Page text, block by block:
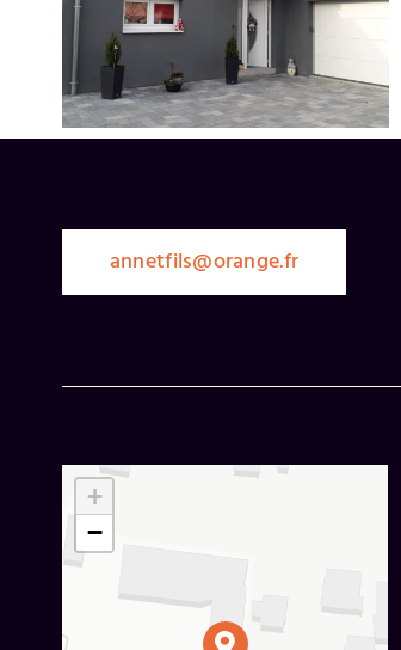
Construction maison
ossature bois
annetfils@orange.fr
+
−